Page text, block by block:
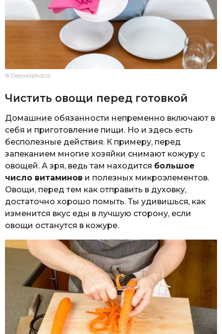
© Depositphotos
Чистить овощи перед готовкой
Домашние обязанности непременно включают в
себя и приготовление пищи. Но и здесь есть
бесполезные действия. К примеру, перед
запеканием многие хозяйки снимают кожуру с
овощей. А зря, ведь там находится большое
число витаминов и полезных микроэлементов.
Овощи, перед тем как отправить в духовку,
достаточно хорошо помыть. Ты удивишься, как
изменится вкус еды в лучшую сторону, если
овощи останутся в кожуре.